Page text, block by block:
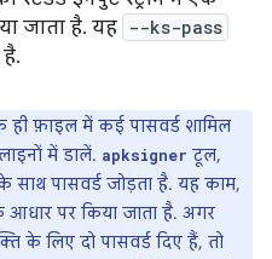
जाता है. यह --ks-pass
फ़ाइल में कई पासवर्ड शामिल
में डालें. apksigner टूल,
साथ पासवर्ड जोड़ता है. यह काम,
आधार पर किया जाता है. अगर
के लिए दो पासवर्ड दिए हैं, तो